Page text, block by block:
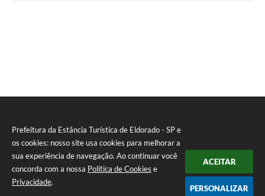
Prefeitura da Estância Turística de Eldorado - SP e
os cookies: nosso site usa cookies para melhorar a
sua experiência de navegação. Ao continuar você
concorda com a nossa Política de Cookies e
Privacidade.
ACEITAR
PERSONALIZAR